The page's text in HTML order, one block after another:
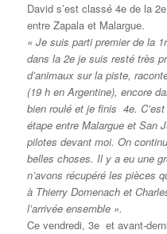
David s’est classé 4e de la
entre Zapala et Malargue.
« Je suis parti premier de la
dans la 2e je suis resté très
d’animaux sur la piste,
(19 h en Argentine), encore
bien roulé et je finis 4e.
étape entre Malargue et San
pilotes devant moi. On
belles choses. Il y a eu une
n’avons récupéré les pièces
à Thierry Domenach et
l’arrivée ensemble ».
Ce vendredi, 3e et avant-